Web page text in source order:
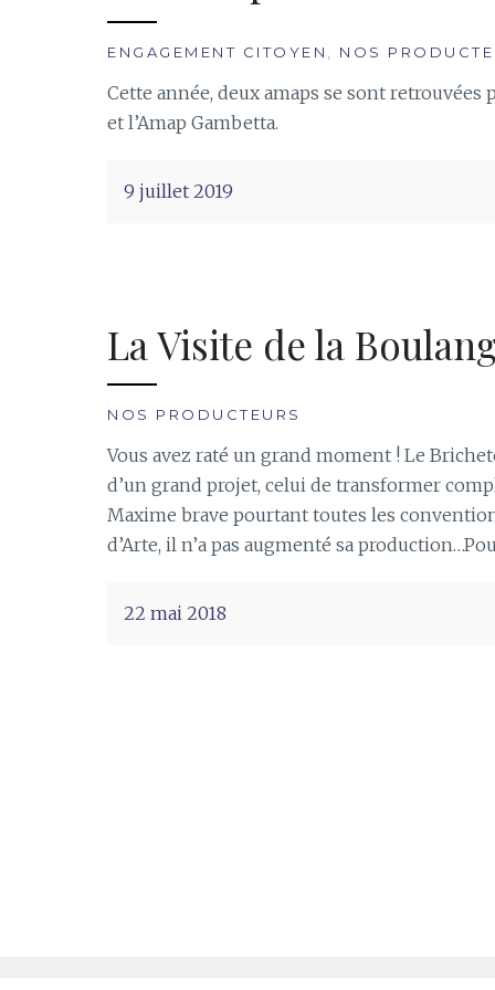
ENGAGEMENT CITOYEN , NOS
Cette année, deux amaps se sont
et l’Amap Gambetta.
9 juillet 2019
La Visite de la
NOS PRODUCTEURS
Vous avez raté un grand moment ! Le
d’un grand projet, celui de transformer
Maxime brave pourtant toutes les
d’Arte, il n’a pas augmenté sa
22 mai 2018